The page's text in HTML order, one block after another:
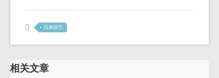
日本综艺
相关文章